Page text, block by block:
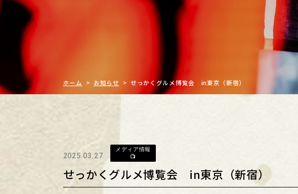
ホーム > お知らせ > せっかくグルメ博覧会 in東京（新宿）
2025.03.27
メディア情報
📺
せっかくグルメ博覧会 in東京（新宿）